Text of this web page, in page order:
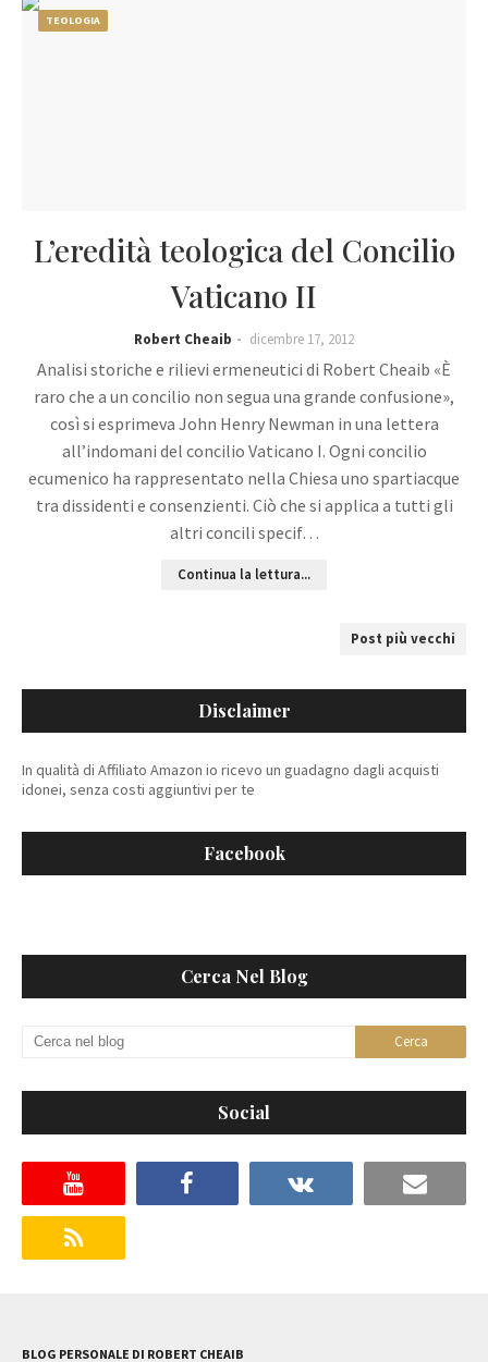
TEOLOGIA
L’eredità teologica del Concilio
Vaticano II
Robert Cheaib dicembre 17, 2012
Analisi storiche e rilievi ermeneutici di Robert Cheaib «È
raro che a un concilio non segua una grande confusione»,
così si esprimeva John Henry Newman in una lettera
all’indomani del concilio Vaticano I. Ogni concilio
ecumenico ha rappresentato nella Chiesa uno spartiacque
tra dissidenti e consenzienti. Ciò che si applica a tutti gli
altri concili specif…
Continua la lettura...
Post più vecchi
Disclaimer
In qualità di Affiliato Amazon io ricevo un guadagno dagli acquisti
idonei, senza costi aggiuntivi per te
Facebook
Cerca Nel Blog
Social
BLOG PERSONALE DI ROBERT CHEAIB